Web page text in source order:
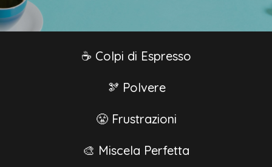
☕ Colpi di Espresso
🫘 Polvere
😤 Frustrazioni
🎨 Miscela Perfetta